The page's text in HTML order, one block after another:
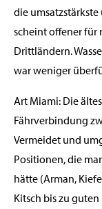
die
scheint offener für
Drittländern.
war weniger
Art Miami: Die
Fährverbindung
Vermeidet und
Positionen, die
hätte (Arman,
Kitsch bis zu